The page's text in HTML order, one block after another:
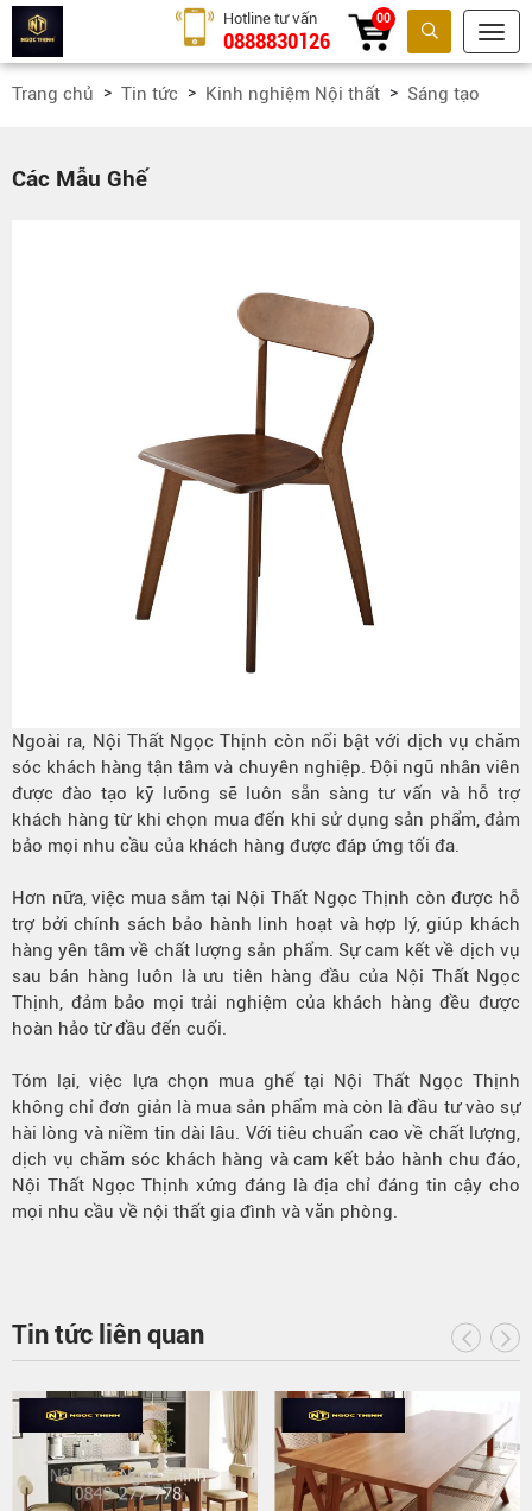
Tìm kiếm
Hotline tư vấn
0888830126
00
Trang chủ Tin tức Kinh nghiệm Nội thất Sáng tạo
Các Mẫu Ghế
Ngoài ra, Nội Thất Ngọc Thịnh còn nổi bật với dịch vụ chăm
sóc khách hàng tận tâm và chuyên nghiệp. Đội ngũ nhân viên
được đào tạo kỹ lưỡng sẽ luôn sẵn sàng tư vấn và hỗ trợ
khách hàng từ khi chọn mua đến khi sử dụng sản phẩm, đảm
bảo mọi nhu cầu của khách hàng được đáp ứng tối đa.
Hơn nữa, việc mua sắm tại Nội Thất Ngọc Thịnh còn được hỗ
trợ bởi chính sách bảo hành linh hoạt và hợp lý, giúp khách
hàng yên tâm về chất lượng sản phẩm. Sự cam kết về dịch vụ
sau bán hàng luôn là ưu tiên hàng đầu của Nội Thất Ngọc
Thịnh, đảm bảo mọi trải nghiệm của khách hàng đều được
hoàn hảo từ đầu đến cuối.
Tóm lại, việc lựa chọn mua ghế tại Nội Thất Ngọc Thịnh
không chỉ đơn giản là mua sản phẩm mà còn là đầu tư vào sự
hài lòng và niềm tin dài lâu. Với tiêu chuẩn cao về chất lượng,
dịch vụ chăm sóc khách hàng và cam kết bảo hành chu đáo,
Nội Thất Ngọc Thịnh xứng đáng là địa chỉ đáng tin cậy cho
mọi nhu cầu về nội thất gia đình và văn phòng.
Tin tức liên quan